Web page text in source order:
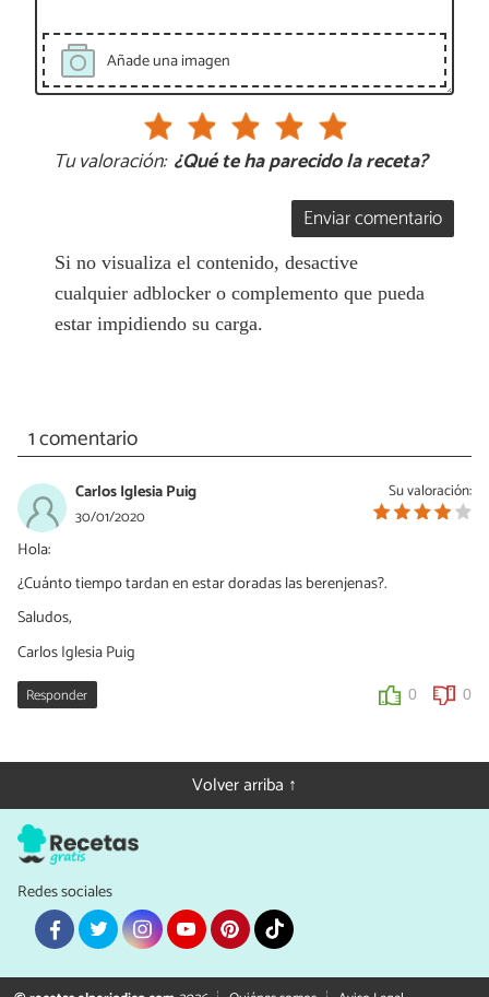
Añade una imagen
Tu valoración: ¿Qué te ha parecido la receta?
Enviar comentario
Si no visualiza el contenido, desactive
cualquier adblocker o complemento que pueda
estar impidiendo su carga.
1 comentario
Su valoración:
Carlos Iglesia Puig
30/01/2020
Hola:
¿Cuánto tiempo tardan en estar doradas las berenjenas?.
Saludos,
Carlos Iglesia Puig
Responder 0 0
Volver arriba ↑
Redes sociales